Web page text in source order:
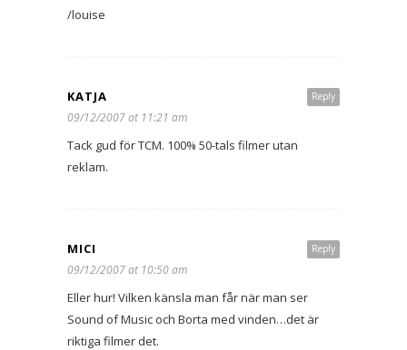
/louise
Reply
KATJA
09/12/2007 at 11:21 am
Tack gud för TCM. 100% 50-tals filmer utan
reklam.
Reply
MICI
09/12/2007 at 10:50 am
Eller hur! Vilken känsla man får när man ser
Sound of Music och Borta med vinden…det är
riktiga filmer det.